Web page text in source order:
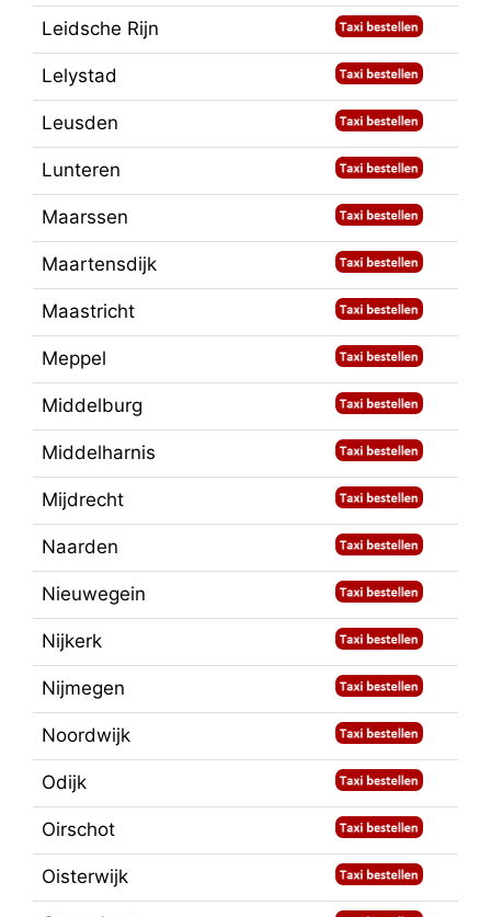
Leidsche Rijn
Lelystad
Leusden
Lunteren
Maarssen
Maartensdijk
Maastricht
Meppel
Middelburg
Middelharnis
Mijdrecht
Naarden
Nieuwegein
Nijkerk
Nijmegen
Noordwijk
Odijk
Oirschot
Oisterwijk